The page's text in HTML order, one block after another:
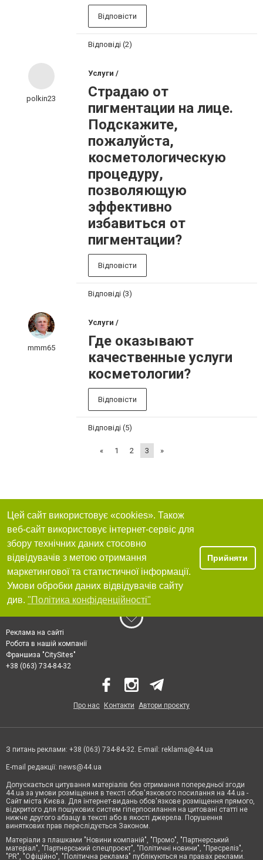
Відповісти
Відповіді (2)
polkin23
Услуги /
Страдаю от
пигментации на лице.
Подскажите,
пожалуйста,
косметологическую
процедуру,
позволяющую
эффективно
избавиться от
пигментации?
Відповісти
Відповіді (3)
mmm65
Услуги /
Где оказывают
качественные услуги
косметологии?
Відповісти
Відповіді (5)
« 1 2 3 »
Цей сайт використовує «cookies». Також
веб-сайт використовує інтернет-сервіс для
збору технічних даних стосовно
відвідувачів з метою отримання
маркетингової та статистичної інформації.
Умови обробки даних відвідувачів сайту
див. "Політика конфіденційності"
Прийняти
Реклама на сайті
Робота в нашій компанії
Франшиза "CitySites"
+38 (063) 734-84-32
Про нас Контакти Автори проєкту
З питань реклами: +38 (063) 734-84-32. E-mail: reklama@44.ua
E-mail редакції: news@44.ua
Допускається цитування матеріалів без отримання попередньої згоди
44.ua за умови розміщення в тексті обов'язкового посилання на 44.ua -
Сайт міста Києва. Для інтернет-видань обов'язкове розміщення прямого,
відкритого для пошукових систем гіперпосилання на цитовані статті не
нижче другого абзацу в тексті або в якості джерела. Порушення
виняткових прав переслідується Законом.
Матеріали з плашками "Новини компаній", "Промо", "Партнерський
матеріал", "Партнерський спецпроєкт", "Політичні новини", "Пресреліз",
"PR", "Офіційно", "Політична реклама" публікуються на правах реклами.